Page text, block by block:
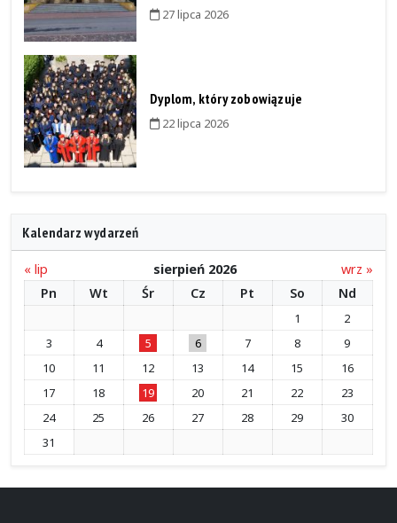
27 lipca 2026
Dyplom, który zobowiązuje
22 lipca 2026
Kalendarz wydarzeń
« lip sierpień 2026
wrz »
Pn
Wt Śr Cz Pt So Nd
1
2
3
4 5 6 7 8
9
10
11 12 13 14 15
16
17
18 19 20 21 22
23
24
25 26 27 28 29
30
31